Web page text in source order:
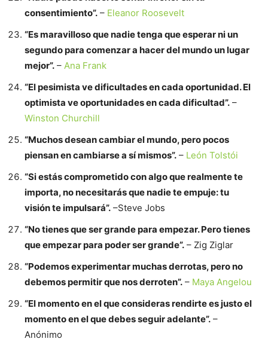
consentimiento”. – Eleanor Roosevelt
“Es maravilloso que nadie tenga que esperar ni un
segundo para comenzar a hacer del mundo un lugar
mejor”. – Ana Frank
“El pesimista ve dificultades en cada oportunidad. El
optimista ve oportunidades en cada dificultad”. –
Winston Churchill
“Muchos desean cambiar el mundo, pero pocos
piensan en cambiarse a sí mismos”. – León Tolstói
“Si estás comprometido con algo que realmente te
importa, no necesitarás que nadie te empuje: tu
visión te impulsará”. –Steve Jobs
“No tienes que ser grande para empezar. Pero tienes
que empezar para poder ser grande”. – Zig Ziglar
“Podemos experimentar muchas derrotas, pero no
debemos permitir que nos derroten”. – Maya Angelou
“El momento en el que consideras rendirte es justo el
momento en el que debes seguir adelante”. –
Anónimo